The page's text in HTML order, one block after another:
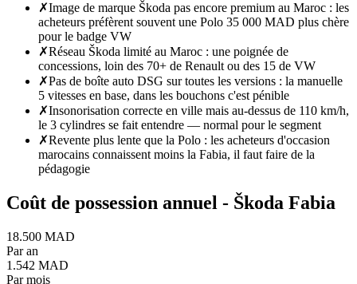
✗Image de marque Škoda pas encore premium au Maroc : les
acheteurs préfèrent souvent une Polo 35 000 MAD plus chère
pour le badge VW
✗Réseau Škoda limité au Maroc : une poignée de
concessions, loin des 70+ de Renault ou des 15 de VW
✗Pas de boîte auto DSG sur toutes les versions : la manuelle
5 vitesses en base, dans les bouchons c'est pénible
✗Insonorisation correcte en ville mais au-dessus de 110 km/h,
le 3 cylindres se fait entendre — normal pour le segment
✗Revente plus lente que la Polo : les acheteurs d'occasion
marocains connaissent moins la Fabia, il faut faire de la
pédagogie
Coût de possession annuel - Škoda Fabia
18.500 MAD
Par an
1.542 MAD
Par mois